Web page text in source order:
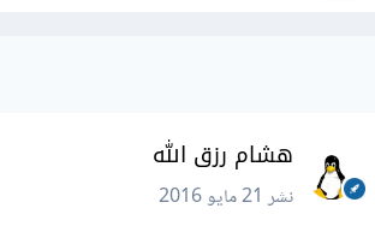
هشام رزق الله
نشر21 مايو 2016